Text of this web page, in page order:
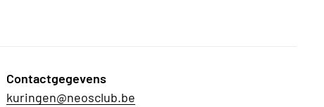
Contactgegevens
kuringen@neosclub.be